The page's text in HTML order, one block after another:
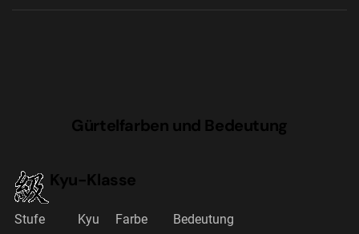
Gürtelfarben und Bedeutung
Kyu-Klasse
Stufe Kyu Farbe Bedeutung